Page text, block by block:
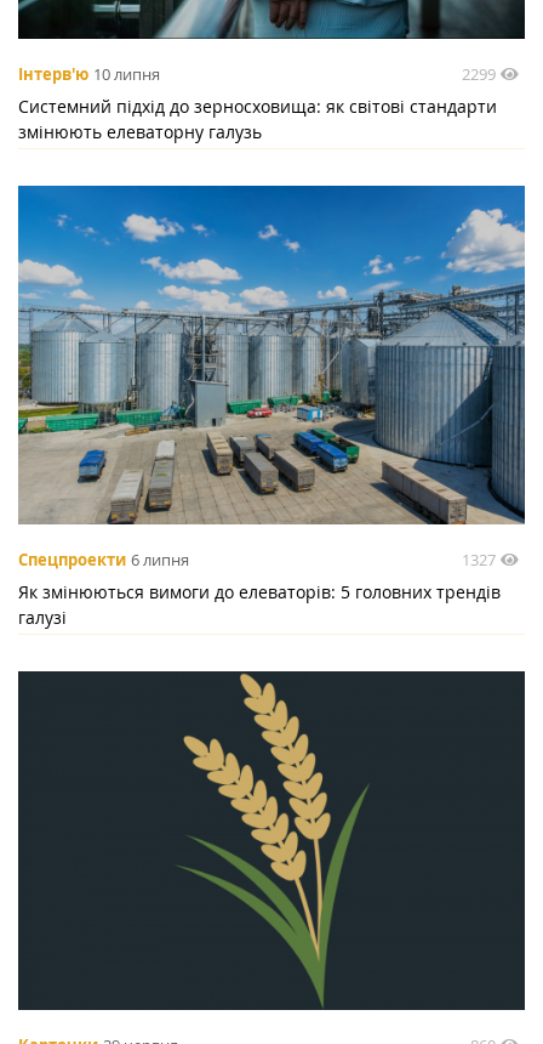
Інтерв'ю 10 липня 2299
Системний підхід до зерносховища: як світові стандарти
змінюють елеваторну галузь
Спецпроекти 6 липня 1327
Як змінюються вимоги до елеваторів: 5 головних трендів
галузі